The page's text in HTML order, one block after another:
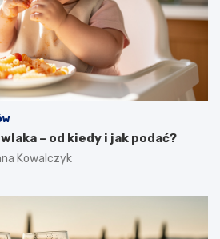
– od kiedy i jak podać?
Kowalczyk